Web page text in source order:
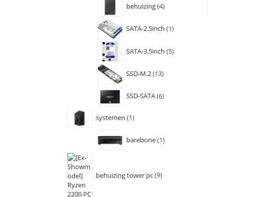
behuizing 4
SATA-2.5inch 1
SATA-3.5inch 5
SSD-M.2 13
SSD-SATA 6
systemen 1
barebone 1
behuizing tower pc 9